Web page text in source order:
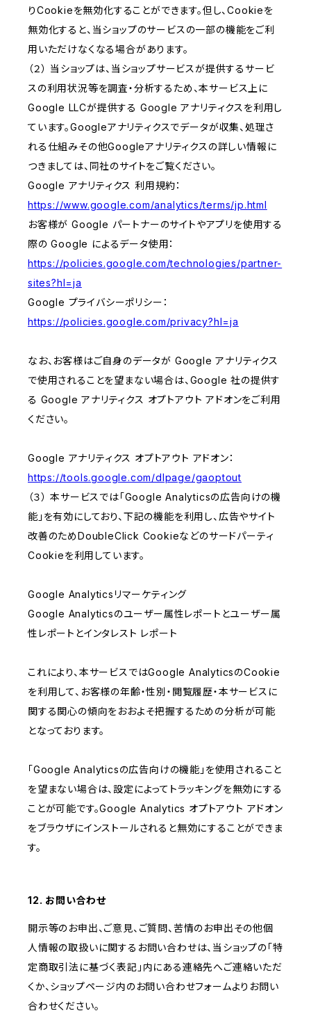
りCookieを無効化することができます。但し、Cookieを
無効化すると、当ショップのサービスの一部の機能をご利
用いただけなくなる場合があります。
（２） 当ショップは、当ショップサービスが提供するサービ
スの利用状況等を調査・分析するため、本サービス上に
Google LLCが提供する Google アナリティクスを利用し
ています。Googleアナリティクスでデータが収集、処理さ
れる仕組みその他Googleアナリティクスの詳しい情報に
つきましては、同社のサイトをご覧ください。
Google アナリティクス 利用規約：
https://www.google.com/analytics/terms/jp.html
お客様が Google パートナーのサイトやアプリを使用する
際の Google によるデータ使用：
https://policies.google.com/technologies/partner-
sites?hl=ja
Google プライバシーポリシー：
https://policies.google.com/privacy?hl=ja
なお、お客様はご自身のデータが Google アナリティクス
で使用されることを望まない場合は、Google 社の提供す
る Google アナリティクス オプトアウト アドオンをご利用
ください。
Google アナリティクス オプトアウト アドオン：
https://tools.google.com/dlpage/gaoptout
（３） 本サービスでは「Google Analyticsの広告向けの機
能」を有効にしており、下記の機能を利用し、広告やサイト
改善のためDoubleClick Cookieなどのサードパーティ
Cookieを利用しています。
Google Analyticsリマーケティング
Google Analyticsのユーザー属性レポートとユーザー属
性レポートとインタレスト レポート
これにより、本サービスではGoogle AnalyticsのCookie
を利用して、お客様の年齢・性別・閲覧履歴・本サービスに
関する関心の傾向をおおよそ把握するための分析が可能
となっております。
「Google Analyticsの広告向けの機能」を使用されること
を望まない場合は、設定によってトラッキングを無効にする
ことが可能です。Google Analytics オプトアウト アドオン
をブラウザにインストールされると無効にすることができま
す。
12. お問い合わせ
開示等のお申出、ご意見、ご質問、苦情のお申出その他個
人情報の取扱いに関するお問い合わせは、当ショップの「特
定商取引法に基づく表記」内にある連絡先へご連絡いただ
くか、ショップページ内のお問い合わせフォームよりお問い
合わせください。